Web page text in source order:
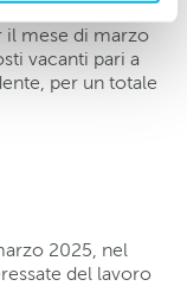
il mese di marzo
vacanti pari a
per un totale
2025, nel
del lavoro